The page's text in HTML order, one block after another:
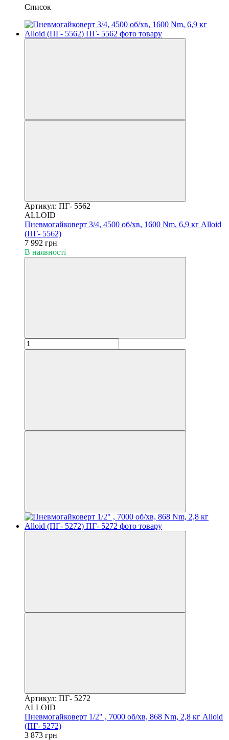
Список
Артикул: ПГ- 5562
ALLOID
Пневмогайковерт 3/4, 4500 об/хв, 1600 Nm, 6,9 кг Alloid
(ПГ- 5562)
7 992 грн
В наявності
Артикул: ПГ- 5272
ALLOID
Пневмогайковерт 1/2" , 7000 об/хв, 868 Nm, 2,8 кг Alloid
(ПГ- 5272)
3 873 грн